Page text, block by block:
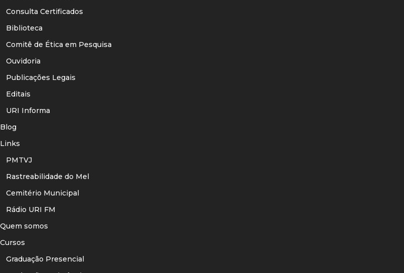
Consulta Certificados
Biblioteca
Comitê de Ética em Pesquisa
Ouvidoria
Publicações Legais
Editais
URI Informa
Blog
Links
PMTVJ
Rastreabilidade do Mel
Cemitério Municipal
Rádio URI FM
Quem somos
Cursos
Graduação Presencial